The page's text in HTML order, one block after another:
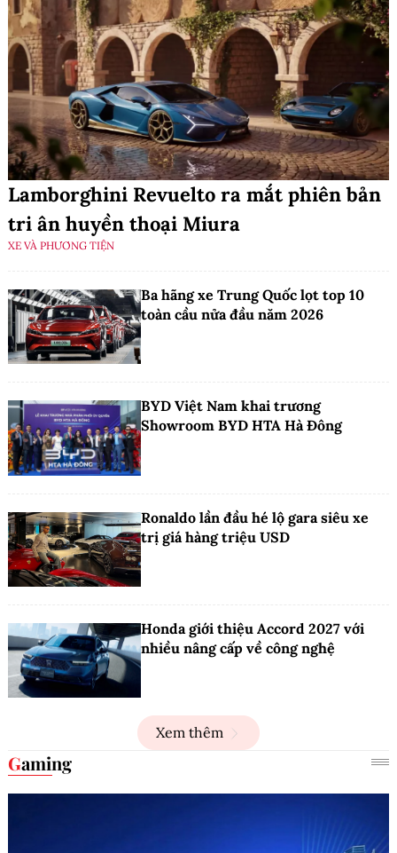
Lamborghini Revuelto ra mắt phiên bản
tri ân huyền thoại Miura
XE VÀ PHƯƠNG TIỆN
Ba hãng xe Trung Quốc lọt top 10
toàn cầu nửa đầu năm 2026
BYD Việt Nam khai trương
Showroom BYD HTA Hà Đông
Ronaldo lần đầu hé lộ gara siêu xe
trị giá hàng triệu USD
Honda giới thiệu Accord 2027 với
nhiều nâng cấp về công nghệ
Xem thêm
Gaming